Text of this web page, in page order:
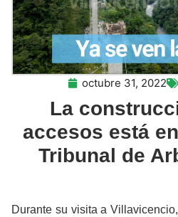
octubre 31, 2022
La
accesos está
Tribunal de
Durante su visita a